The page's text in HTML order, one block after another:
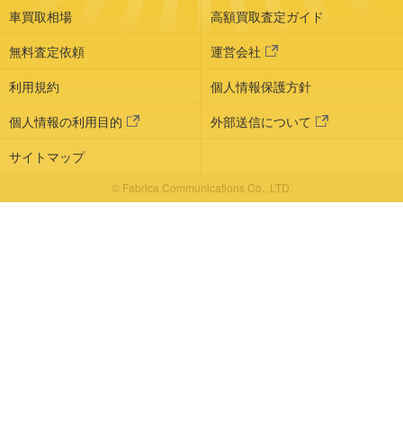
車買取相場
高額買取査定ガイド
無料査定依頼
運営会社
利用規約
個人情報保護方針
個人情報の利用目的
外部送信について
サイトマップ
© Fabrica Communications Co., LTD.